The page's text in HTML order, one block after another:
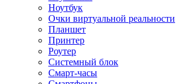
Ноутбук
Очки виртуальной реальности
Планшет
Принтер
Роутер
Системный блок
Смарт-часы